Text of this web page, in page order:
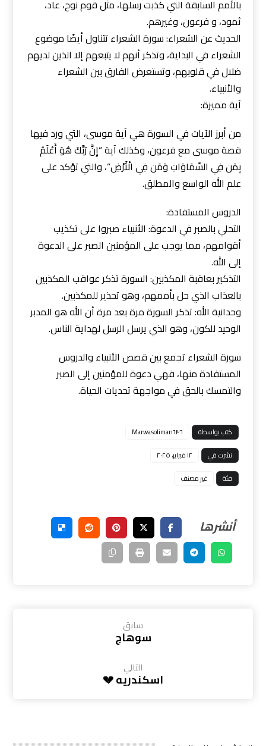
بالأمم السابقة التي كذبت رسلها، مثل قوم نوح، عاد،
ثمود، و فرعون، وغيرهم.
الحديث عن الشعراء: سورة الشعراء تتناول أيضًا موضوع
الشعراء في البداية، وتذكر أنهم لا يتبعهم إلا الذين لديهم
ضلال في قلوبهم، وتستعرض الفارق بين الشعراء
والأنبياء.
آية مميزة:
من أبرز الآيات في السورة هي آية موسى، التي ورد فيها
قصة موسى مع فرعون، وكذلك آية “إِنَّ رَبَّكَ هُوَ أَعْلَمُ
بِمَن فِي السَّمَاوَاتِ وَمَن فِي الْأَرْضِ”، والتي تؤكد على
علم الله الواسع والمطلق.
الدروس المستفادة:
التحلي بالصبر في الدعوة: الأنبياء صبروا على تكذيب
أقوامهم، مما يوجب على المؤمنين الصبر على الدعوة
إلى الله.
التذكير بعاقبة المكذبين: السورة تذكر عواقب المكذبين
بالعذاب الذي حل بأممهم، وهو تحذير للمكذبين.
وحدانية الله: تذكر السورة مرة بعد مرة أن الله هو المدبر
الوحيد للكون، وهو الذي يرسل الرسل لهداية الناس.
سورة الشعراء تجمع بين قصص الأنبياء والدروس
المستفادة منها، فهي دعوة للمؤمنين إلى الصبر
والتمسك بالحق في مواجهة تحديات الحياة.
كتب بواسطة
Marwasoliman٦٣٦
نشرت في
١٢ فبراير، ٢٠٢٥
فئة
غير مصنف
سابق
سوهاج
التالي
اسكندريه 💔